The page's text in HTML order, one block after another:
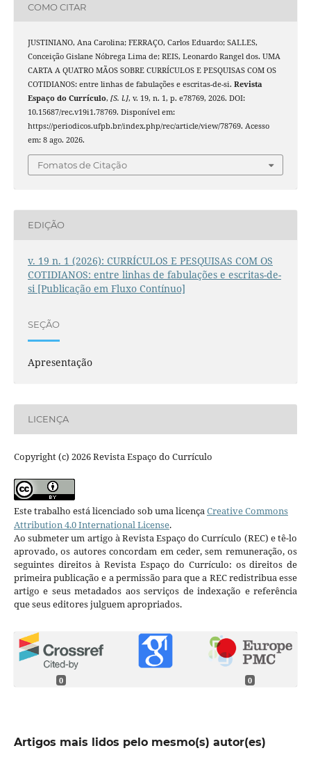
COMO CITAR
JUSTINIANO, Ana Carolina; FERRAÇO, Carlos Eduardo; SALLES,
Conceição Gislane Nóbrega Lima de; REIS, Leonardo Rangel dos. UMA
CARTA A QUATRO MÃOS SOBRE CURRÍCULOS E PESQUISAS COM OS
COTIDIANOS: entre linhas de fabulações e escritas-de-si. Revista
Espaço do Currículo, [S. l.], v. 19, n. 1, p. e78769, 2026. DOI:
10.15687/rec.v19i1.78769. Disponível em:
https://periodicos.ufpb.br/index.php/rec/article/view/78769. Acesso
em: 8 ago. 2026.
Fomatos de Citação
EDIÇÃO
v. 19 n. 1 (2026): CURRÍCULOS E PESQUISAS COM OS
COTIDIANOS: entre linhas de fabulações e escritas-de-
si [Publicação em Fluxo Contínuo]
SEÇÃO
Apresentação
LICENÇA
Copyright (c) 2026 Revista Espaço do Currículo
Este trabalho está licenciado sob uma licençaCreative Commons
Attribution 4.0 International License.
Ao submeter um artigo à Revista Espaço do Currículo (REC) e tê-lo
aprovado, os autores concordam em ceder, sem remuneração, os
seguintes direitos à Revista Espaço do Currículo: os direitos de
primeira publicação e a permissão para que a REC redistribua esse
artigo e seus metadados aos serviços de indexação e referência
que seus editores julguem apropriados.
0 0
Artigos mais lidos pelo mesmo(s) autor(es)